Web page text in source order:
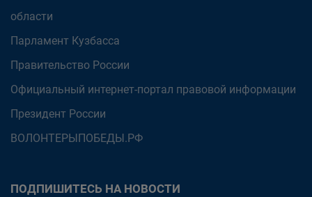
области
Парламент Кузбасса
Правительство России
Официальный интернет-портал правовой информации
Президент России
ВОЛОНТЕРЫПОБЕДЫ.РФ
ПОДПИШИТЕСЬ НА НОВОСТИ